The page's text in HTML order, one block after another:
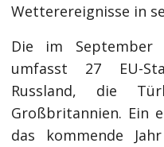
Wetterereignisse in
Die im September
umfasst 27 EU-
Russland, die
Großbritannien. Ein
das kommende